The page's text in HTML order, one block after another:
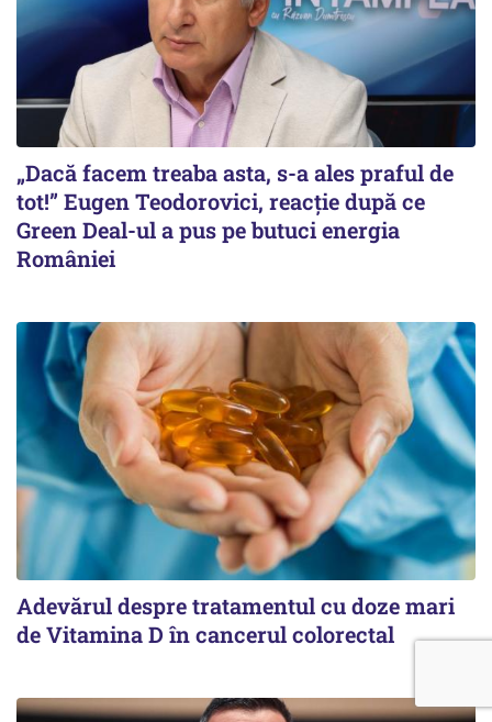
„Dacă facem treaba asta, s-a ales praful de
tot!” Eugen Teodorovici, reacție după ce
Green Deal-ul a pus pe butuci energia
României
Adevărul despre tratamentul cu doze mari
de Vitamina D în cancerul colorectal